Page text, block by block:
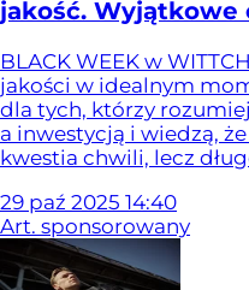
jakość. Wyjątkowe
BLACK WEEK w
jakości w idealnym
dla tych, którzy
a inwestycją i wiedzą,
kwestia chwili, lecz
29 paź 2025 14:40
Art. sponsorowany